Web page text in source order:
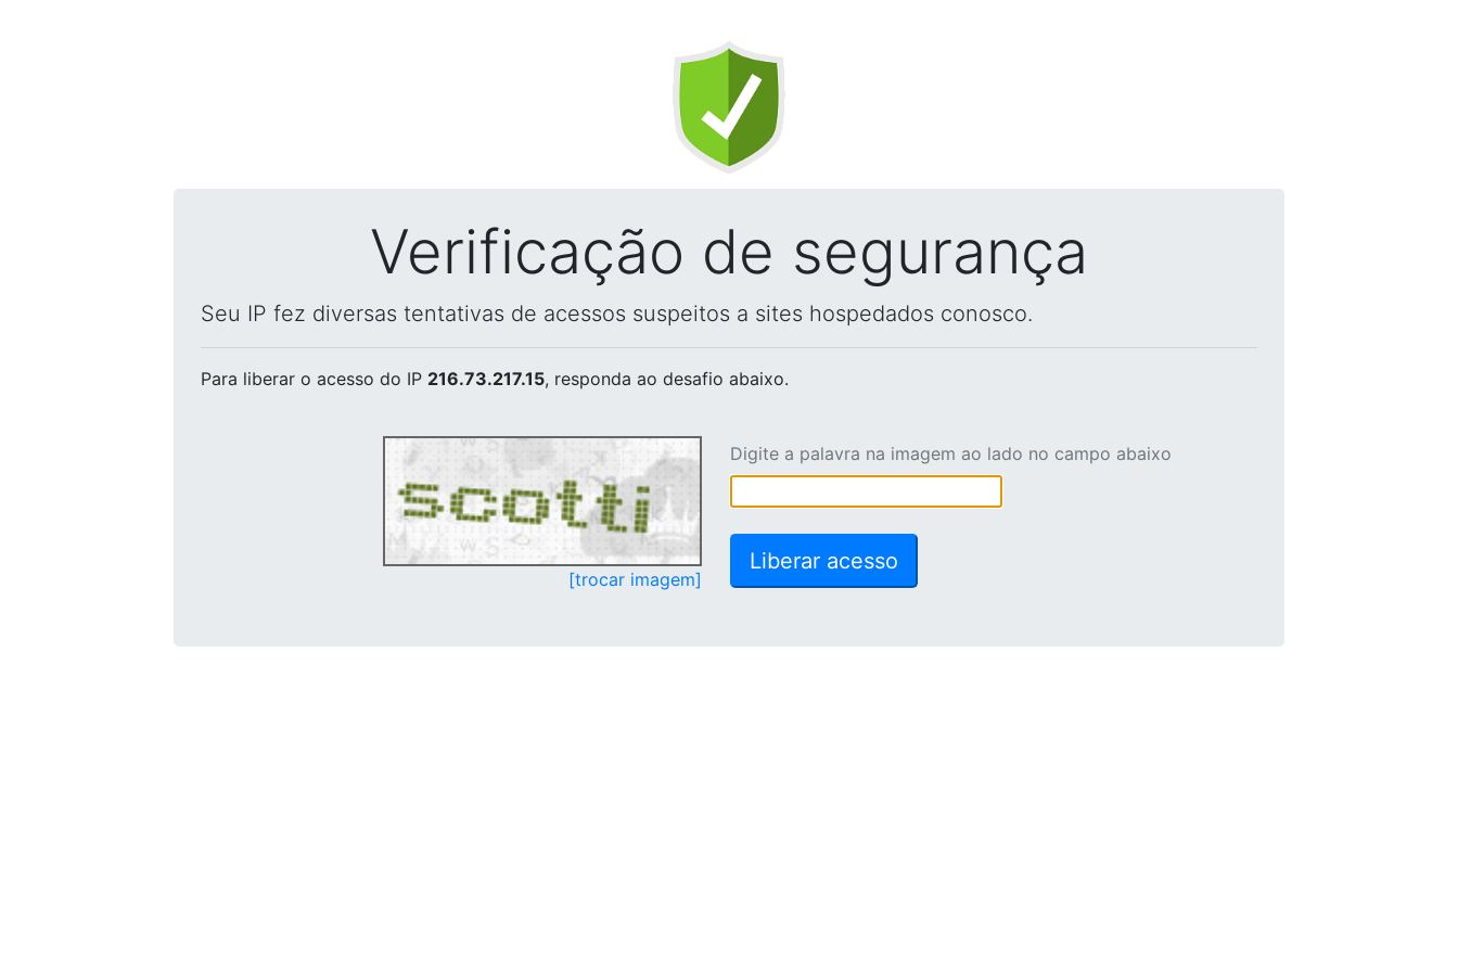
Verificação de segurança
Seu IP fez diversas tentativas de acessos suspeitos a sites hospedados conosco.
Para liberar o acesso do IP 216.73.217.15, responda ao desafio abaixo.
[trocar imagem]
Digite a palavra na imagem ao lado no campo abaixo